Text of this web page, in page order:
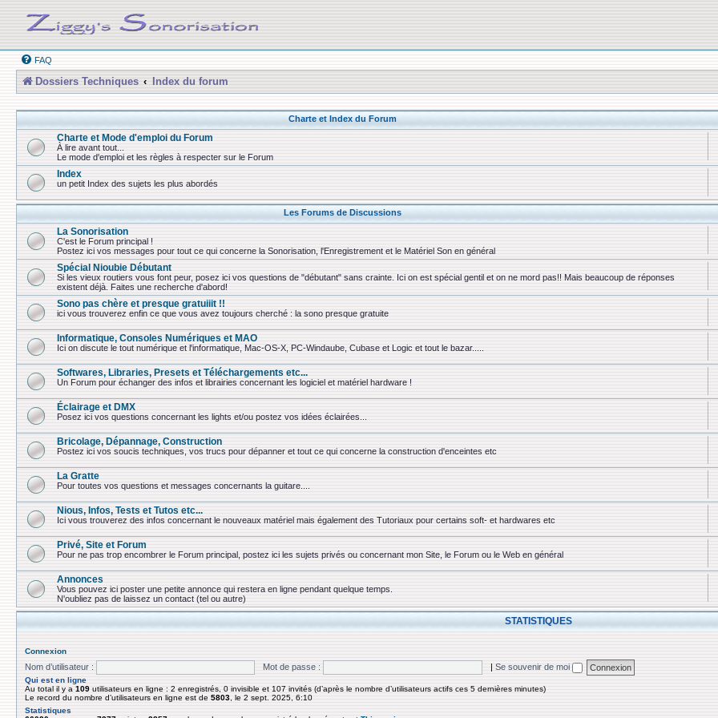
FAQ
Dossiers Techniques Index du forum
Charte et Index du Forum
Charte et Mode d'emploi du Forum
À lire avant tout...
Le mode d'emploi et les règles à respecter sur le Forum
Index
un petit Index des sujets les plus abordés
Les Forums de Discussions
La Sonorisation
C'est le Forum principal !
Postez ici vos messages pour tout ce qui concerne la Sonorisation, l'Enregistrement et le Matériel Son en général
Spécial Nioubie Débutant
Si les vieux routiers vous font peur, posez ici vos questions de "débutant" sans crainte. Ici on est spécial gentil et on ne mord pas!! Mais beaucoup de réponses
existent déjà. Faites une recherche d'abord!
Sono pas chère et presque gratuiiit !!
ici vous trouverez enfin ce que vous avez toujours cherché : la sono presque gratuite
Informatique, Consoles Numériques et MAO
Ici on discute le tout numérique et l'informatique, Mac-OS-X, PC-Windaube, Cubase et Logic et tout le bazar.....
Softwares, Libraries, Presets et Téléchargements etc...
Un Forum pour échanger des infos et librairies concernant les logiciel et matériel hardware !
Éclairage et DMX
Posez ici vos questions concernant les lights et/ou postez vos idées éclairées...
Bricolage, Dépannage, Construction
Postez ici vos soucis techniques, vos trucs pour dépanner et tout ce qui concerne la construction d'enceintes etc
La Gratte
Pour toutes vos questions et messages concernants la guitare....
Nious, Infos, Tests et Tutos etc...
Ici vous trouverez des infos concernant le nouveaux matériel mais également des Tutoriaux pour certains soft- et hardwares etc
Privé, Site et Forum
Pour ne pas trop encombrer le Forum principal, postez ici les sujets privés ou concernant mon Site, le Forum ou le Web en général
Annonces
Vous pouvez ici poster une petite annonce qui restera en ligne pendant quelque temps.
N'oubliez pas de laissez un contact (tel ou autre)
STATISTIQUES
Connexion
Nom d’utilisateur : Mot de passe : | Se souvenir de moi
Qui est en ligne
Au total il y a 109 utilisateurs en ligne : 2 enregistrés, 0 invisible et 107 invités (d’après le nombre d’utilisateurs actifs ces 5 dernières minutes)
Le record du nombre d’utilisateurs en ligne est de 5803 , le 2 sept. 2025, 6:10
Statistiques